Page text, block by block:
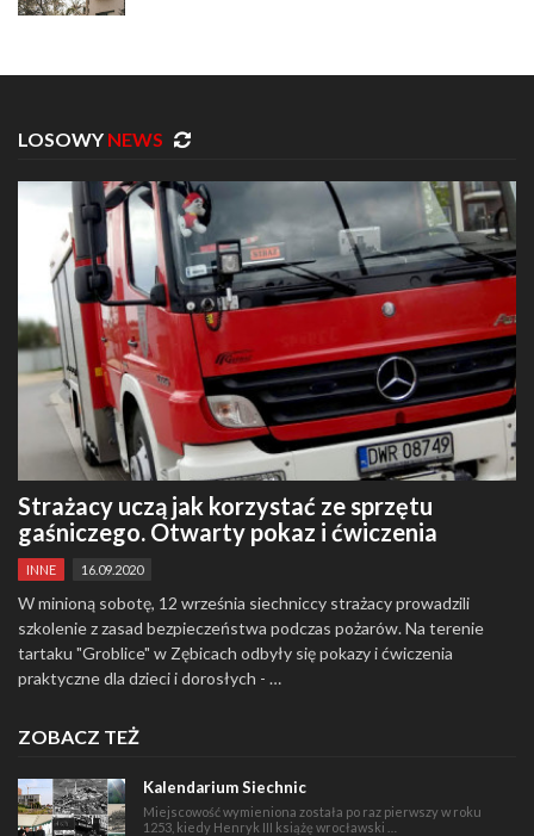
LOSOWY NEWS
Strażacy uczą jak korzystać ze sprzętu
gaśniczego. Otwarty pokaz i ćwiczenia
INNE 16.09.2020
W minioną sobotę, 12 września siechniccy strażacy prowadzili
szkolenie z zasad bezpieczeństwa podczas pożarów. Na terenie
tartaku "Groblice" w Zębicach odbyły się pokazy i ćwiczenia
praktyczne dla dzieci i dorosłych - …
ZOBACZ TEŻ
Kalendarium Siechnic
Miejscowość wymieniona została po raz pierwszy w roku
1253, kiedy Henryk III książę wrocławski …